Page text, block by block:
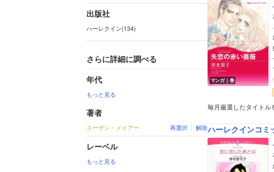
出版社
ハーレクイン(134)
さらに詳細に調べる
年代
もっと見る
著者
スーザン・メイアー 再選択 解除
レーベル
もっと見る
マンガ｜巻
毎月厳選したタイト
ハーレクインコミ